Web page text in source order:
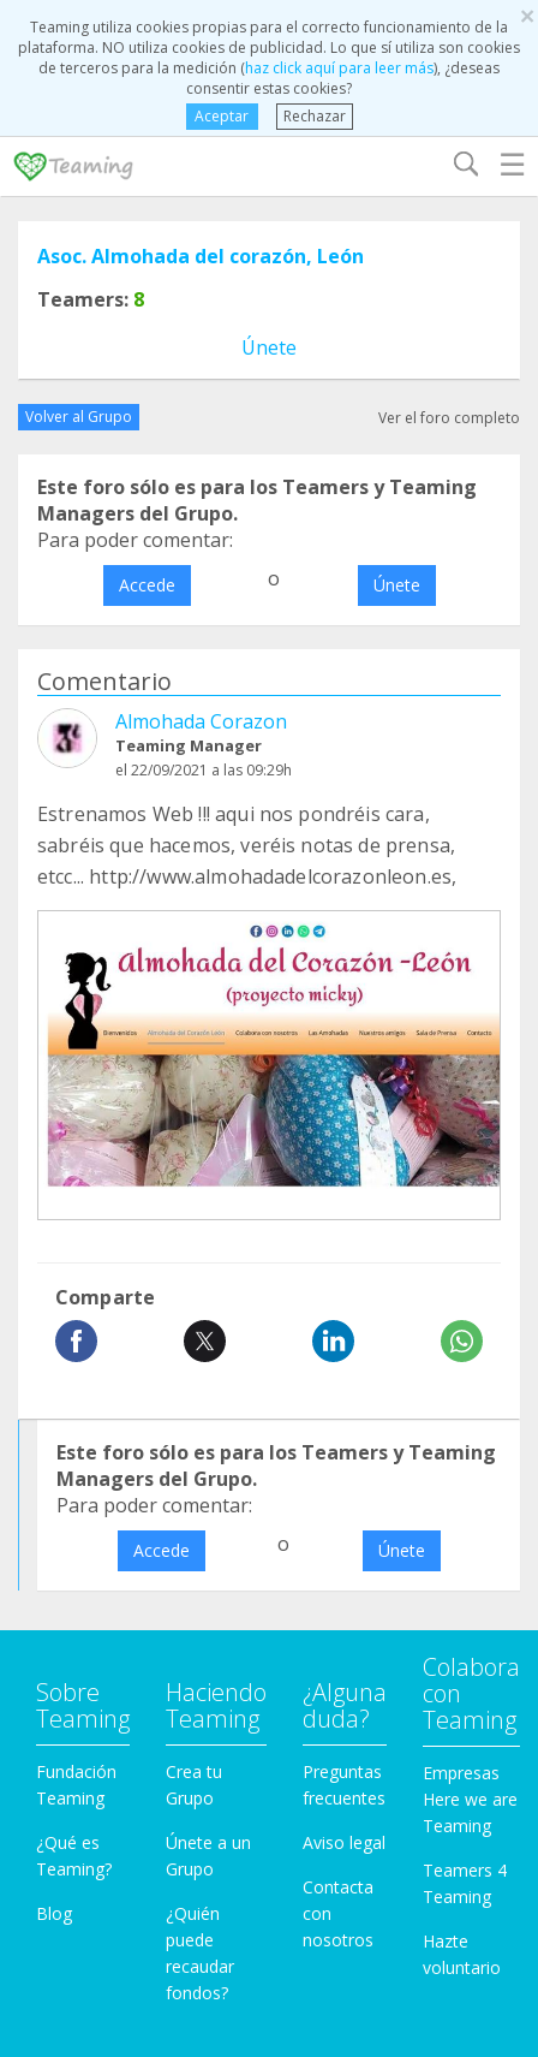
×
Teaming utiliza cookies propias para el correcto funcionamiento de la
plataforma. NO utiliza cookies de publicidad. Lo que sí utiliza son cookies
de terceros para la medición (haz click aquí para leer más), ¿deseas
consentir estas cookies?
Aceptar
Rechazar
☰
Asoc. Almohada del corazón, León
Teamers: 8
Únete
Volver al Grupo Ver el foro completo
Este foro sólo es para los Teamers y Teaming
Managers del Grupo.
Para poder comentar:
Accede o Únete
Comentario
Almohada Corazon
Teaming Manager
el 22/09/2021 a las 09:29h
Estrenamos Web !!! aqui nos pondréis cara,
sabréis que hacemos, veréis notas de prensa,
etcc... http://www.almohadadelcorazonleon.es,
Comparte
Este foro sólo es para los Teamers y Teaming
Managers del Grupo.
Para poder comentar:
Accede o Únete
Sobre
Teaming
Fundación
Teaming
¿Qué es
Teaming?
Blog
Haciendo
Teaming
Crea tu
Grupo
Únete a un
Grupo
¿Quién
puede
recaudar
fondos?
¿Alguna
duda?
Preguntas
frecuentes
Aviso legal
Contacta
con
nosotros
Colabora
con
Teaming
Empresas
Here we are
Teaming
Teamers 4
Teaming
Hazte
voluntario